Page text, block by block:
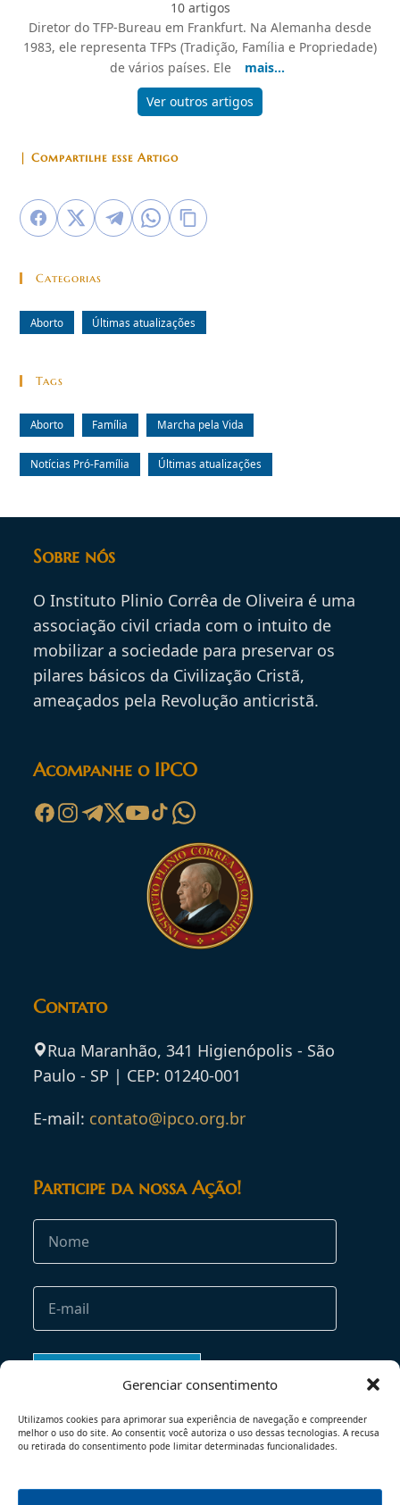
Gerenciar consentimento
Utilizamos cookies para aprimorar sua experiência de navegação e compreender
melhor o uso do site. Ao consentir, você autoriza o uso dessas tecnologias. A recusa
ou retirada do consentimento pode limitar determinadas funcionalidades.
10 artigos
Diretor do TFP-Bureau em Frankfurt. Na Alemanha desde
1983, ele representa TFPs (Tradição, Família e Propriedade)
de vários países. Ele
mais...
Ver outros artigos
| Compartilhe esse Artigo
Categorias
Aborto Últimas atualizações
Tags
Aborto Família Marcha pela Vida
Notícias Pró-Família Últimas atualizações
Sobre nós
O Instituto Plinio Corrêa de Oliveira é uma
associação civil criada com o intuito de
mobilizar a sociedade para preservar os
pilares básicos da Civilização Cristã,
ameaçados pela Revolução anticristã.
Acompanhe o IPCO
Contato
Rua Maranhão, 341 Higienópolis - São
Paulo - SP | CEP: 01240-001
E-mail: contato@ipco.org.br
Participe da nossa Ação!